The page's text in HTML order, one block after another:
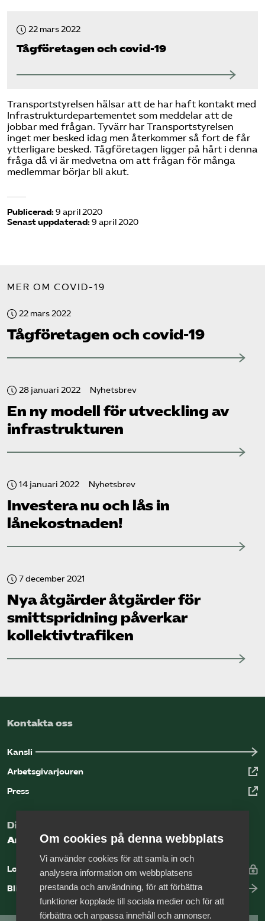
22 mars 2022
Tåg­företagen och covid-19
Transportstyrelsen hälsar att de har haft kontakt med
Infrastrukturdepartementet som meddelar att de
jobbar med frågan. Tyvärr har Transportstyrelsen
inget mer besked idag men återkommer så fort de får
ytterligare besked. Tågföretagen ligger på hårt i denna
fråga då vi är medvetna om att frågan för många
medlemmar börjar bli akut.
Publicerad: 9 april 2020
Senast uppdaterad: 9 april 2020
MER OM COVID-19
22 mars 2022
Tåg­företagen och covid-19
28 januari 2022 Nyhetsbrev
En ny modell för utveckling av
infrastrukturen
14 januari 2022 Nyhetsbrev
Investera nu och lås in
lånekostnaden!
7 december 2021
Nya åtgärder åtgärder för
smittspridning påverkar
kollektiv­trafiken
Kontakta oss
Kansli
Arbetsgivarjouren
Press
Digital kunskapsbank för arbetsgivare
Arbetsgivarguiden
Logga in
Bli medlem
Om cookies på denna webbplats
Vi använder cookies för att samla in och
analysera information om webbplatsens
prestanda och användning, för att förbättra
funktioner kopplade till sociala medier och för att
förbättra och anpassa innehåll och annonser.